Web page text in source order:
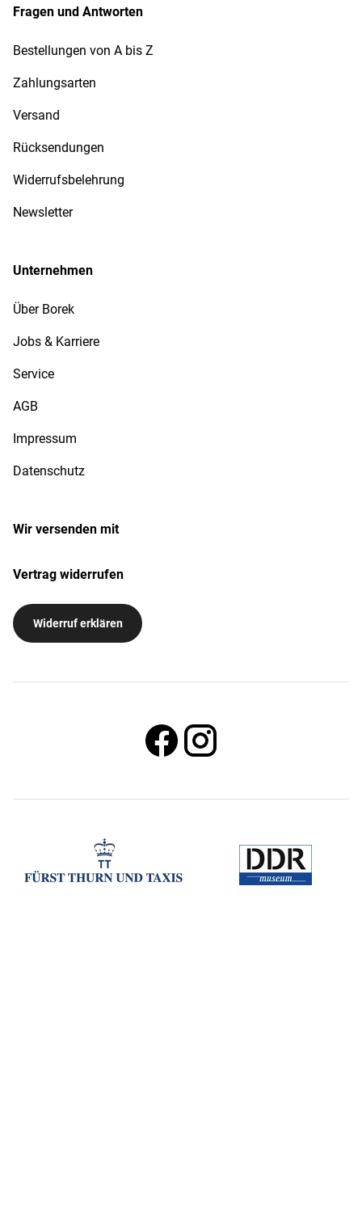
Fragen und Antworten
Bestellungen von A bis Z
Zahlungsarten
Versand
Rücksendungen
Widerrufsbelehrung
Newsletter
Unternehmen
Über Borek
Jobs & Karriere
Service
AGB
Impressum
Datenschutz
Wir versenden mit
Vertrag widerrufen
Widerruf erklären